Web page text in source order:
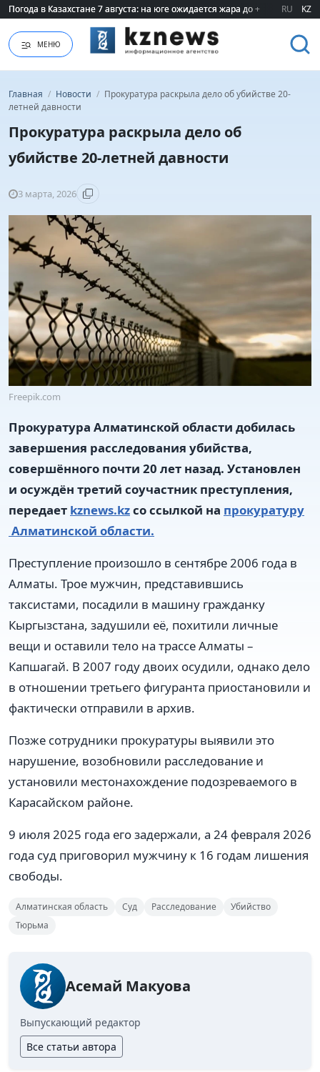
Погода в Казахстане 7 августа: на юге ожидается жара до +40 градусов
Погода в Казахстане 7 августа: на юге ожидается жара до +40 градусов
RU KZ
МЕНЮ
Главная / Новости / Прокуратура раскрыла дело об убийстве 20-
летней давности
Прокуратура раскрыла дело об
убийстве 20-летней давности
3 марта, 2026
Freepik.com
Прокуратура Алматинской области добилась
завершения расследования убийства,
совершённого почти 20 лет назад. Установлен
и осуждён третий соучастник преступления,
передает kznews.kzсо ссылкой на прокуратуру
Алматинской области.
Преступление произошло в сентябре 2006 года в
Алматы. Трое мужчин, представившись
таксистами, посадили в машину гражданку
Кыргызстана, задушили её, похитили личные
вещи и оставили тело на трассе Алматы –
Капшагай. В 2007 году двоих осудили, однако дело
в отношении третьего фигуранта приостановили и
фактически отправили в архив.
Позже сотрудники прокуратуры выявили это
нарушение, возобновили расследование и
установили местонахождение подозреваемого в
Карасайском районе.
9 июля 2025 года его задержали, а 24 февраля 2026
года суд приговорил мужчину к 16 годам лишения
свободы.
Алматинская область Суд Расследование
Убийство
Тюрьма
Асемай Макуова
Выпускающий редактор
Все статьи автора